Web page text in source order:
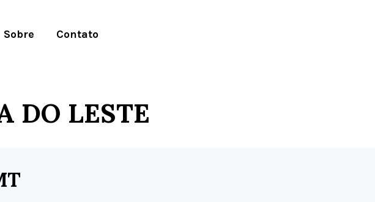
Sobre Contato
DO LESTE